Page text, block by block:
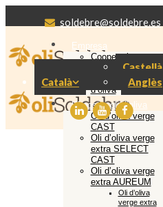
soldebre@soldebre.es
Català
Castellà
Anglès
Empresa
Cooperativa
Soldebre
Producció oli
d’oliva
El nostre oli d’oliva
Oli d’oliva verge
CAST
Oli d’oliva verge
extra SELECT
CAST
Oli d’oliva verge
extra AUREUM
Oli d’oliva
verge extra